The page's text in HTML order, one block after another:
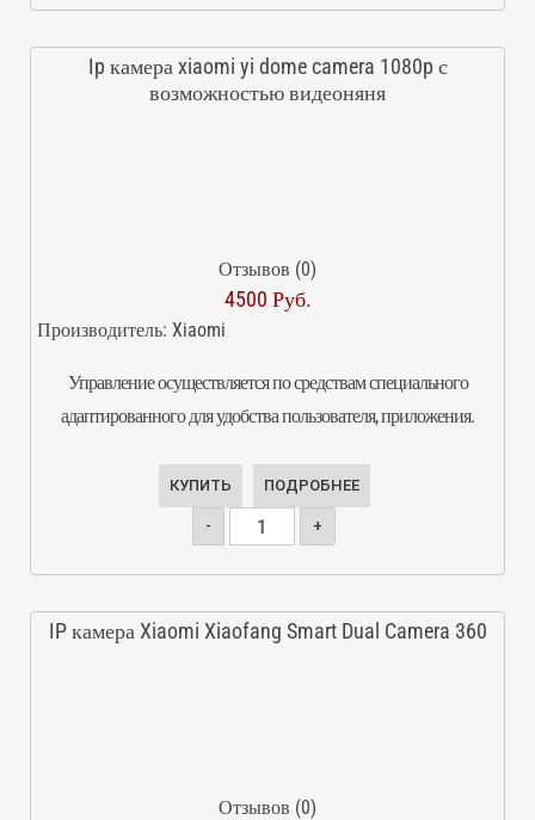
Ip камера xiaomi yi dome camera 1080p с
возможностью видеоняня
Отзывов (0)
4500 Руб.
Производитель: Xiaomi
Управление осуществляется по средствам специального
адаптированного для удобства пользователя, приложения.
КУПИТЬ ПОДРОБНЕЕ
- +
IP камера Xiaomi Xiaofang Smart Dual Camera 360
Отзывов (0)